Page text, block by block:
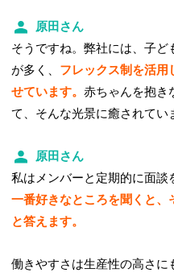
原田さん
そうですね。弊社には、子
が多く、 フレックス制を活用
せています。赤ちゃんを抱き
て、そんな光景に癒されてい
原田さん
私はメンバーと定期的に面談
一番好きなところを聞くと、
と答えます。
働きやすさは生産性の高さに